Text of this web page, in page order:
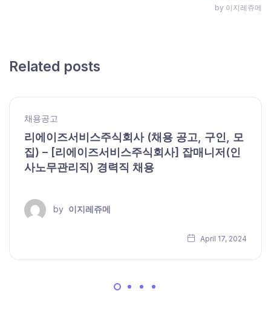
by 이지레쥬메
Related posts
채용공고
리에이즈서비스주식회사 (채용 공고, 구인, 모
집) – [리에이즈서비스주식회사] 잡매니저(인
사노무관리직) 경력직 채용
by 이지레쥬메
April 17, 2024